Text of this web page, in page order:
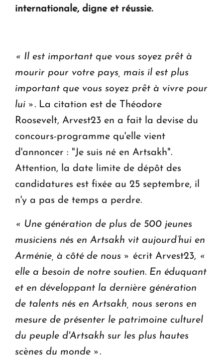
internationale, digne et réussie.
« Il est important que vous soyez prêt à
mourir pour votre pays, mais il est plus
important que vous soyez prêt à vivre pour
lui ». La citation est de Théodore
Roosevelt, Arvest23 en a fait la devise du
concours-programme qu'elle vient
d'annoncer : "Je suis né en Artsakh".
Attention, la date limite de dépôt des
candidatures est fixée au 25 septembre, il
n'y a pas de temps a perdre.
« Une génération de plus de 500 jeunes
musiciens nés en Artsakh vit aujourd’hui en
Arménie, à côté de nous » écrit Arvest23, «
elle a besoin de notre soutien. En éduquant
et en développant la dernière génération
de talents nés en Artsakh, nous serons en
mesure de présenter le patrimoine culturel
du peuple d'Artsakh sur les plus hautes
scènes du monde ».